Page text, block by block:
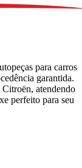
para carros
garantida.
Citroën, atendendo
perfeito para seu